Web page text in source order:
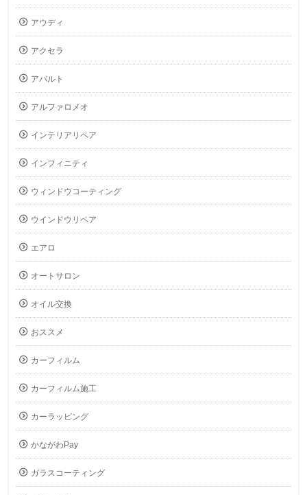
アウディ
アクセラ
アバルト
アルファロメオ
インテリアリペア
インフィニティ
ウィンドウコーティング
ウインドウリペア
エアロ
オートサロン
オイル交換
おススメ
カーフィルム
カーフィルム施工
カーラッピング
かながわPay
ガラスコーティング